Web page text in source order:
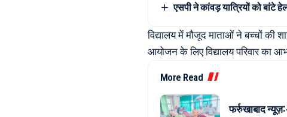
एसपी ने कांवड़ यात्रियों को बांटे
विद्यालय में मौजूद माताओं ने बच्चों की
आयोजन के लिए विद्यालय परिवार का
More Read
फर्रुखाबाद